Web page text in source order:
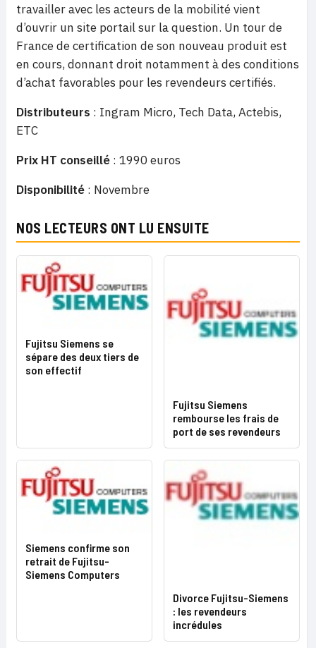
travailler avec les acteurs de la mobilité vient
d’ouvrir un site portail sur la question. Un tour de
France de certification de son nouveau produit est
en cours, donnant droit notamment à des conditions
d’achat favorables pour les revendeurs certifiés.
Distributeurs : Ingram Micro, Tech Data, Actebis,
ETC
Prix HT conseillé : 1990 euros
Disponibilité : Novembre
NOS LECTEURS ONT LU ENSUITE
Fujitsu Siemens se
sépare des deux tiers de
son effectif
Fujitsu Siemens
rembourse les frais de
port de ses revendeurs
Siemens confirme son
retrait de Fujitsu-
Siemens Computers
Divorce Fujitsu-Siemens
: les revendeurs
incrédules